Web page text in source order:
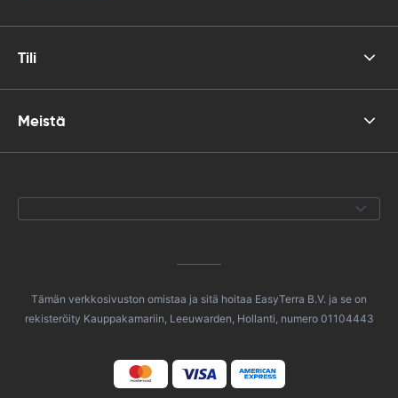
Tili
Meistä
Tämän verkkosivuston omistaa ja sitä hoitaa EasyTerra B.V. ja se on
rekisteröity Kauppakamariin, Leeuwarden, Hollanti, numero 01104443